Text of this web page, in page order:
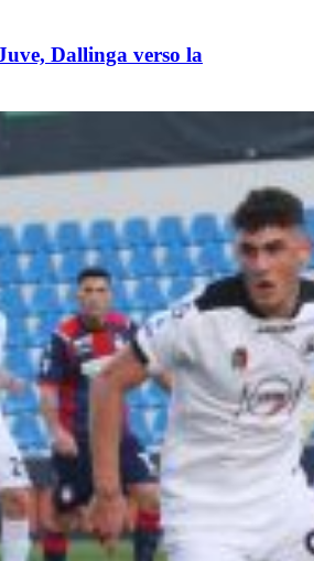
Dallinga verso la